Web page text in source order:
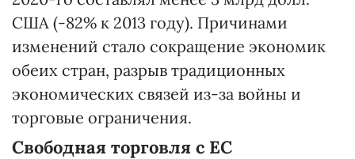
США (-82% к 2013 году). Причинами
изменений стало сокращение экономик
обеих стран, разрыв традиционных
экономических связей из-за войны и
торговые ограничения.
Свободная торговля с ЕС